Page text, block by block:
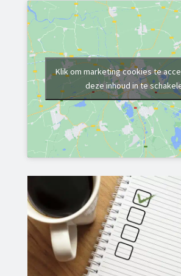
Klik om marketing cookies te
deze inhoud in te